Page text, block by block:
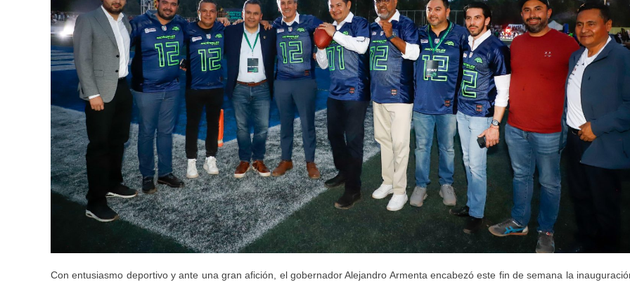
Con entusiasmo deportivo y ante una gran afición, el gobernador Alejandro Armenta encabezó este fin de semana la